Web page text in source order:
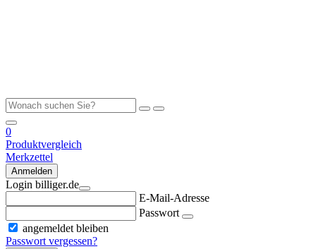
0
Produktvergleich
Merkzettel
Anmelden
Login billiger.de
E-Mail-Adresse
Passwort
angemeldet bleiben
Passwort vergessen?